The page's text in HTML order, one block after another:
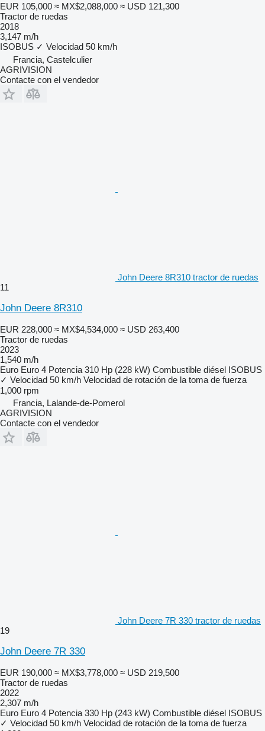
EUR 105,000 ≈ MX$2,088,000 ≈ USD 121,300
Tractor de ruedas
2018
3,147 m/h
ISOBUS ✓ Velocidad 50 km/h
Francia, Castelculier
AGRIVISION
Contacte con el vendedor
John Deere 8R310 tractor de ruedas
11
John Deere 8R310
EUR 228,000 ≈ MX$4,534,000 ≈ USD 263,400
Tractor de ruedas
2023
1,540 m/h
Euro Euro 4 Potencia 310 Hp (228 kW) Combustible diésel ISOBUS
✓ Velocidad 50 km/h Velocidad de rotación de la toma de fuerza
1,000 rpm
Francia, Lalande-de-Pomerol
AGRIVISION
Contacte con el vendedor
John Deere 7R 330 tractor de ruedas
19
John Deere 7R 330
EUR 190,000 ≈ MX$3,778,000 ≈ USD 219,500
Tractor de ruedas
2022
2,307 m/h
Euro Euro 4 Potencia 330 Hp (243 kW) Combustible diésel ISOBUS
✓ Velocidad 50 km/h Velocidad de rotación de la toma de fuerza